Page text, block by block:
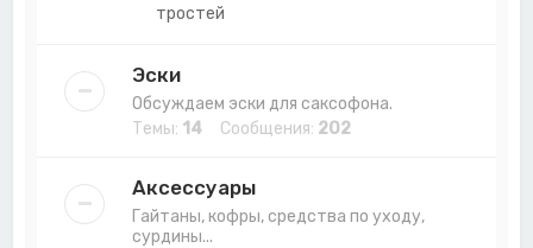
тростей
Эски
Обсуждаем эски для саксофона.
Темы: 14 Сообщения: 202
Аксессуары
Гайтаны, кофры, средства по уходу,
сурдины...